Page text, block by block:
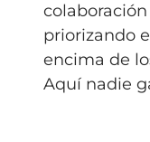
colaboración
priorizando
encima de
Aquí nadie